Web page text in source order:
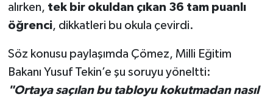
alırken, tek bir okuldan çıkan 36 tam puanlı
öğrenci, dikkatleri bu okula çevirdi.
Söz konusu paylaşımda Çömez, Milli Eğitim
Bakanı Yusuf Tekin’e şu soruyu yöneltti:
"Ortaya saçılan bu tabloyu kokutmadan nasıl